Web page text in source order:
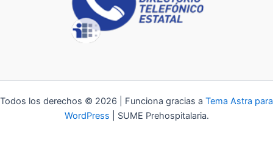
Todos los derechos © 2026 | Funciona gracias a Tema Astra para
WordPress | SUME Prehospitalaria.